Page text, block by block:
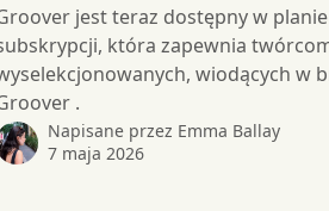
jest teraz dostępny w
która zapewnia
wiodących w
.
Napisane przez Emma Ballay
7 maja 2026